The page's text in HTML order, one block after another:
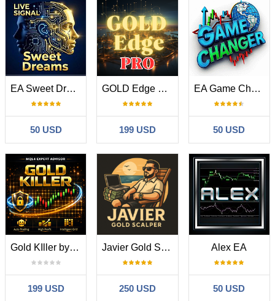
EA Sweet Dreams
50 USD
GOLD Edge PRO
199 USD
EA Game Changer
50 USD
Gold KIller by MH
199 USD
Javier Gold Scalper V2
250 USD
Alex EA
50 USD